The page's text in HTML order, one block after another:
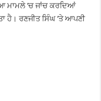
ਮਾਮਲੇ ’ਚ ਜਾਂਚ ਕਰਦਿਆਂ
ਹੈ। ਰਣਜੀਤ ਸਿੰਘ ’ਤੇ ਆਪਣੀ